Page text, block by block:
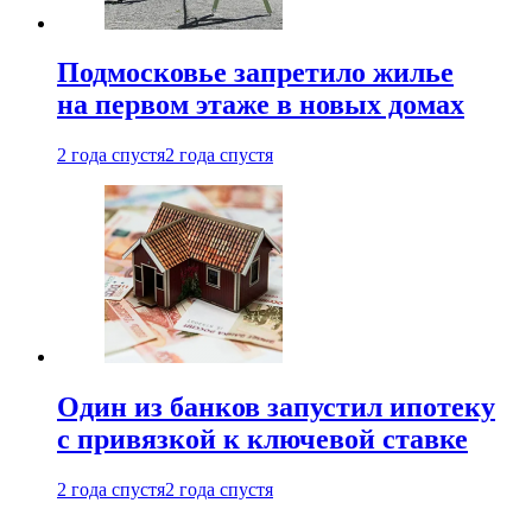
Подмосковье запретило жилье
на первом этаже в новых домах
2 года спустя2 года спустя
Один из банков запустил ипотеку
с привязкой к ключевой ставке
2 года спустя2 года спустя